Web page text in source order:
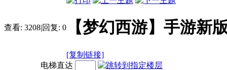
查看: 3208|回复: 0 【梦幻西游】手游新
[复制链接]
电梯直达